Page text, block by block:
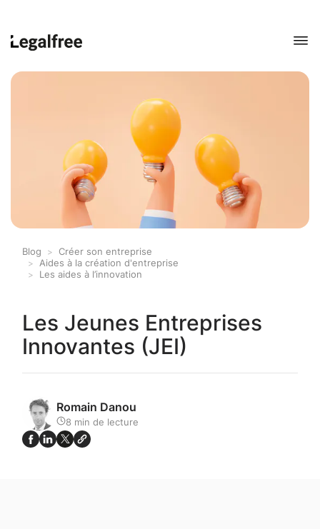
Blog
Créer son entreprise
Aides à la création d'entreprise
Les aides à l’innovation
Les Jeunes Entreprises
Innovantes (JEI)
Romain Danou
8 min de lecture